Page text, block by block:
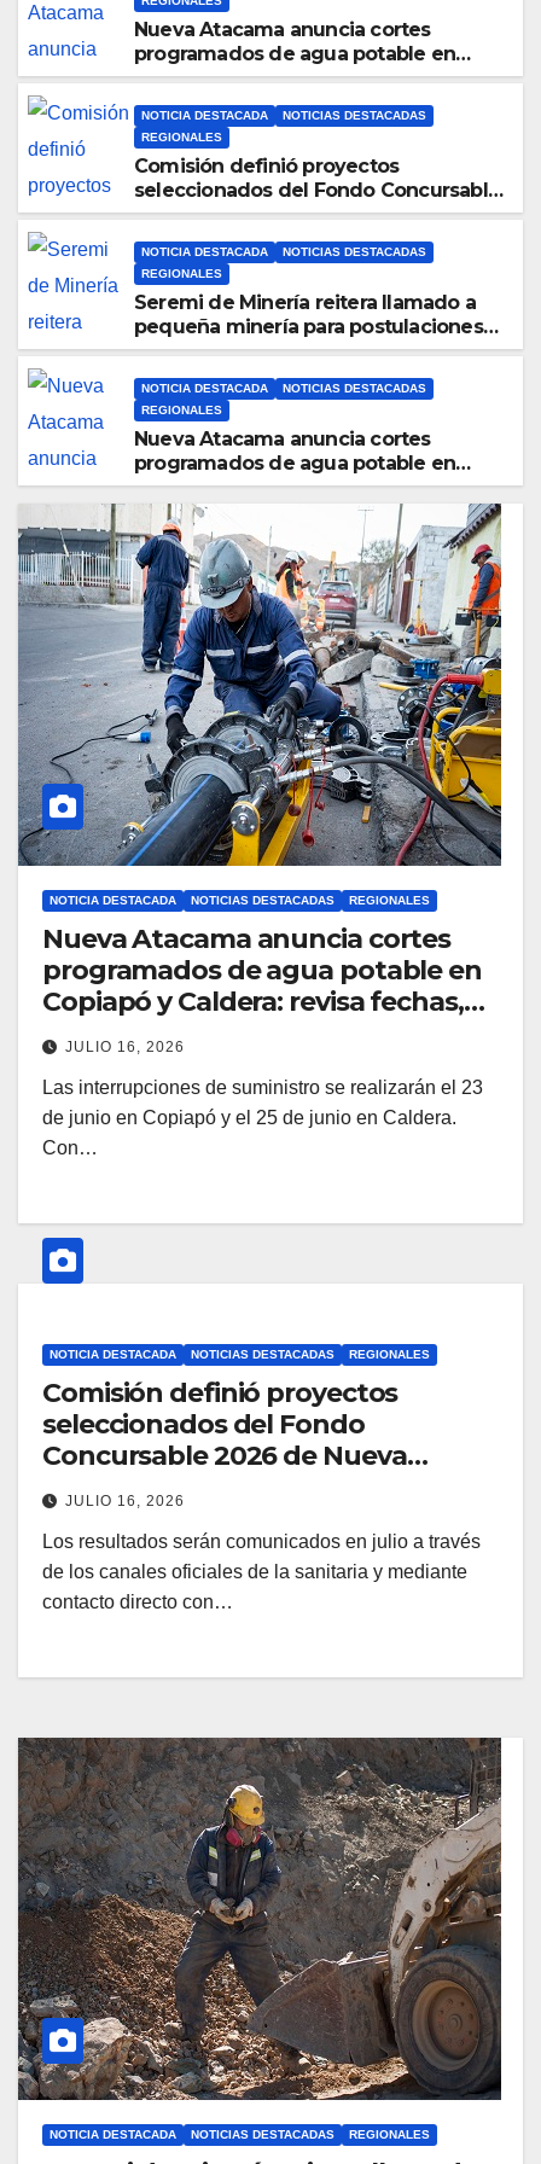
Nueva Atacama anuncia cortes
programados de agua potable en
Copiapó y Caldera: revisa fechas,
horarios y sectores
NOTICIA DESTACADA
NOTICIAS DESTACADAS
REGIONALES
Comisión definió proyectos
seleccionados del Fondo Concursable
2026 de Nueva Atacama
NOTICIA DESTACADA
NOTICIAS DESTACADAS
REGIONALES
Seremi de Minería reitera llamado a
pequeña minería para postulaciones
PAMMA Equipa y Desarrolla 2026
NOTICIA DESTACADA
NOTICIAS DESTACADAS
REGIONALES
Nueva Atacama anuncia cortes
programados de agua potable en
Copiapó y Caldera: revisa fechas,
horarios y sectores
NOTICIA DESTACADA NOTICIAS DESTACADAS REGIONALES
Nueva Atacama anuncia cortes
programados de agua potable en
Copiapó y Caldera: revisa fechas,
horarios y sectores
JULIO 16, 2026
Las interrupciones de suministro se realizarán el 23
de junio en Copiapó y el 25 de junio en Caldera.
Con…
NOTICIA DESTACADA NOTICIAS DESTACADAS REGIONALES
Comisión definió proyectos
seleccionados del Fondo
Concursable 2026 de Nueva
Atacama
JULIO 16, 2026
Los resultados serán comunicados en julio a través
de los canales oficiales de la sanitaria y mediante
contacto directo con…
NOTICIA DESTACADA NOTICIAS DESTACADAS REGIONALES